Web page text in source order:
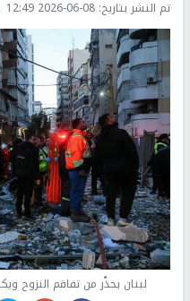
تم النشر بتاريخ: 2026-06-08 12:49
لبنان يحذّر من تفاقم النزوح